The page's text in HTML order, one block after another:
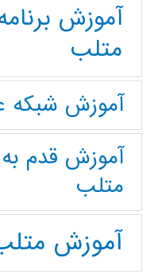
آموزش
متلب
آموزش شبکه
آموزش قدم به
متلب
آموزش